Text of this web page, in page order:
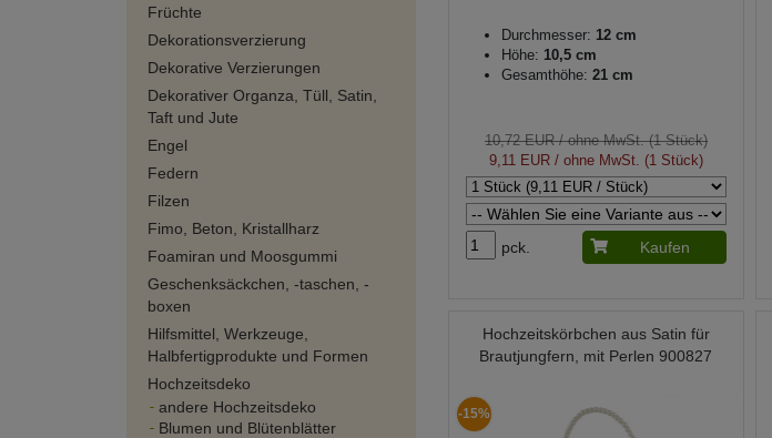
Früchte
Dekorationsverzierung
Dekorative Verzierungen
Dekorativer Organza, Tüll, Satin,
Taft und Jute
Engel
Federn
Filzen
Fimo, Beton, Kristallharz
Foamiran und Moosgummi
Geschenksäckchen, -taschen, -
boxen
Hilfsmittel, Werkzeuge,
Halbfertigprodukte und Formen
Hochzeitsdeko
andere Hochzeitsdeko
Blumen und Blütenblätter
Durchmesser: 12 cm
Höhe: 10,5 cm
Gesamthöhe: 21 cm
10,72 EUR/ ohne MwSt. (1 Stück)
9,11 EUR/ ohne MwSt. (1 Stück)
pck. Kaufen
Hochzeitskörbchen aus Satin für
Brautjungfern, mit Perlen 900827
-15%